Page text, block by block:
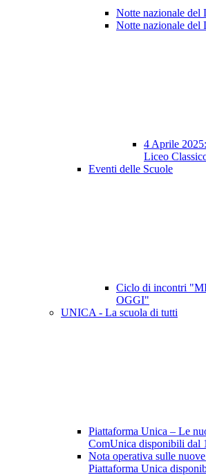
Notte nazionale del
Notte nazionale del
4 Aprile
Liceo
Eventi delle Scuole
Ciclo di incontri
OGGI"
UNICA - La scuola di tutti
Piattaforma Unica – Le
ComUnica disponibili dal
Nota operativa sulle
Piattaforma Unica